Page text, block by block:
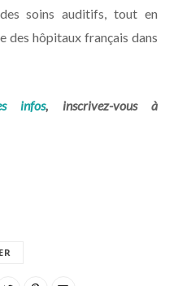
soins auditifs, tout en
des hôpitaux français dans
infos, inscrivez-vous à